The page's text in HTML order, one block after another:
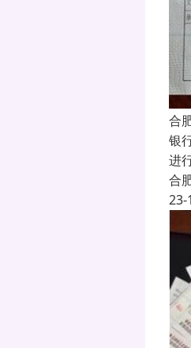
合
银
进
合
23-